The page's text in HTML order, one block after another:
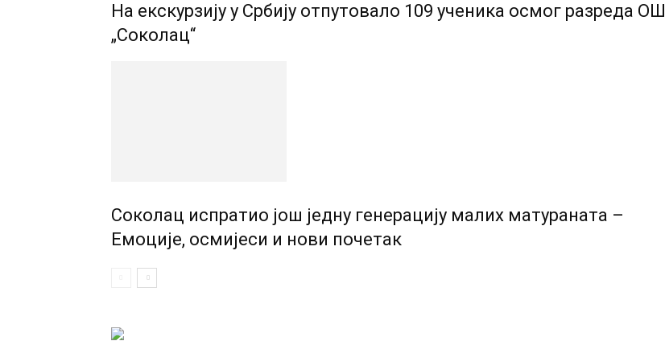
На екскурзију у Србију отпутовало 109 ученика осмог разреда ОШ
„Соколац“
Соколац испратио још једну генерацију малих матураната –
Емоције, осмијеси и нови почетак